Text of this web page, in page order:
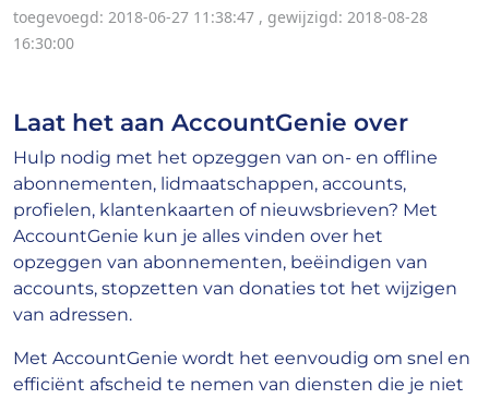
toegevoegd: 2018-06-27 11:38:47 , gewijzigd: 2018-08-28
16:30:00
Laat het aan AccountGenie over
Hulp nodig met het opzeggen van on- en offline
abonnementen, lidmaatschappen, accounts,
profielen, klantenkaarten of nieuwsbrieven? Met
AccountGenie kun je alles vinden over het
opzeggen van abonnementen, beëindigen van
accounts, stopzetten van donaties tot het wijzigen
van adressen.
Met AccountGenie wordt het eenvoudig om snel en
efficiënt afscheid te nemen van diensten die je niet